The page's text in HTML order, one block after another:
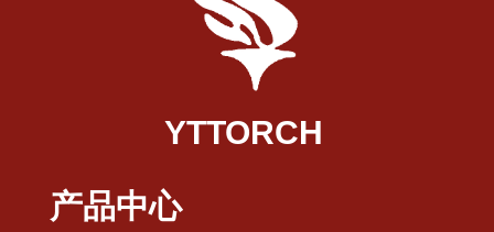
YTTORCH
产品中心